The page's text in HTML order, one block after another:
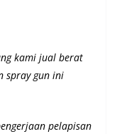
kami jual berat
spray gun ini
pelapisan